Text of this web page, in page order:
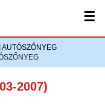
☰
AUTÓSZŐNYEG
2007)